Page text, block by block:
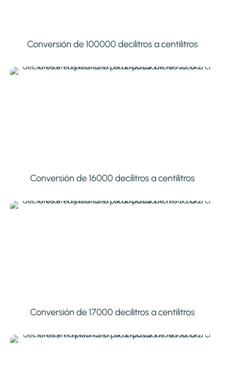
Conversión de 100000 decilitros a centilitros
Conversión de 16000 decilitros a centilitros
Conversión de 17000 decilitros a centilitros